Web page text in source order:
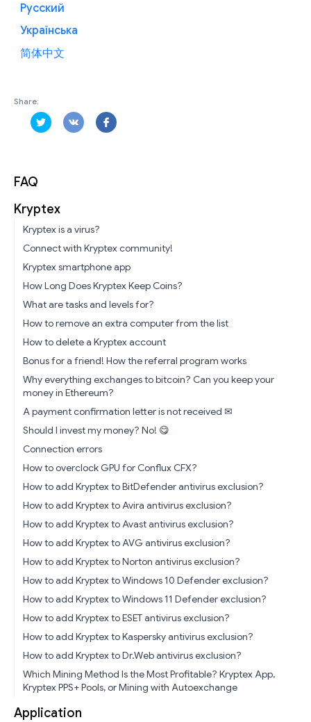
FAQ
Kryptex
Kryptex is a virus?
Connect with Kryptex community!
Kryptex smartphone app
How Long Does Kryptex Keep Coins?
What are tasks and levels for?
How to remove an extra computer from the list
How to delete a Kryptex account
Bonus for a friend! How the referral program works
Why everything exchanges to bitcoin? Can you keep your
money in Ethereum?
A payment confirmation letter is not received ✉
Should I invest my money? No! 😋
Connection errors
How to overclock GPU for Conflux CFX?
How to add Kryptex to BitDefender antivirus exclusion?
How to add Kryptex to Avira antivirus exclusion?
How to add Kryptex to Avast antivirus exclusion?
How to add Kryptex to AVG antivirus exclusion?
How to add Kryptex to Norton antivirus exclusion?
How to add Kryptex to Windows 10 Defender exclusion?
How to add Kryptex to Windows 11 Defender exclusion?
How to add Kryptex to ESET antivirus exclusion?
How to add Kryptex to Kaspersky antivirus exclusion?
How to add Kryptex to Dr.Web antivirus exclusion?
Which Mining Method Is the Most Profitable? Kryptex App,
Kryptex PPS+ Pools, or Mining with Autoexchange
Application
Русский
Українська
简体中文
Share: